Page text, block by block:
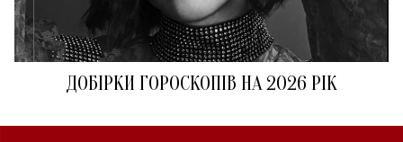
ДОБІРКИ ГОРОСКОПІВ НА 2026 РІК